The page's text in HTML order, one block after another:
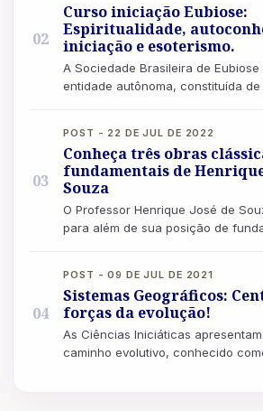
02
Curso iniciação Eubiose:
Espiritualidade,
iniciação e esoterismo.
A Sociedade Brasileira de Eubiose
entidade autônoma, constituída
03
POST - 22 DE JUL DE 2022
Conheça três obras
fundamentais de Henrique
Souza
O Professor Henrique José de
para além de sua posição de
04
POST - 09 DE JUL DE 2021
Sistemas Geográficos:
forças da evolução!
As Ciências Iniciáticas
caminho evolutivo, conhecido